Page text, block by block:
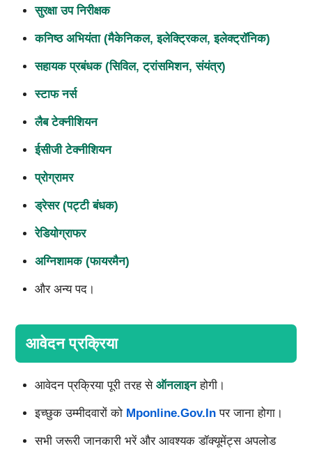
सुरक्षा उप निरीक्षक
कनिष्ठ अभियंता (मैकेनिकल,इलेक्ट्रिकल,इलेक्ट्रॉनिक)
सहायक प्रबंधक (सिविल,ट्रांसमिशन,संयंत्र)
स्टाफ नर्स
लैब टेक्नीशियन
ईसीजी टेक्नीशियन
प्रोग्रामर
ड्रेसर (पट्टी बंधक)
रेडियोग्राफर
अग्निशामक (फायरमैन)
और अन्य पद।
आवेदन प्रक्रिया
आवेदन प्रक्रिया पूरी तरह से ऑनलाइनहोगी।
इच्छुक उम्मीदवारों को Mponline.gov.inपर जाना होगा।
सभी जरूरी जानकारी भरें और आवश्यक डॉक्यूमेंट्स अपलोड